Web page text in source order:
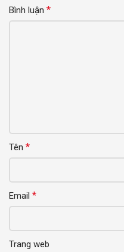
Bình luận *
Tên *
Email *
Trang web